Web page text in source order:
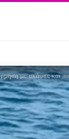
με σκάφος και